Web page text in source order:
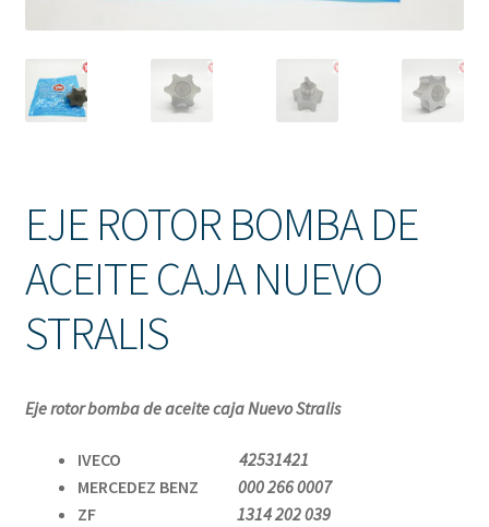
Tienda
EJE ROTOR BOMBA DE
ACEITE CAJA NUEVO
STRALIS
Eje rotor bomba de aceite caja Nuevo Stralis
IVECO 42531421
MERCEDEZ BENZ 000 266 0007
ZF 1314 202 039